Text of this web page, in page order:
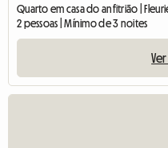
Quarto em casa do anfitrião |
2 pessoas | Mínimo de 3 noites